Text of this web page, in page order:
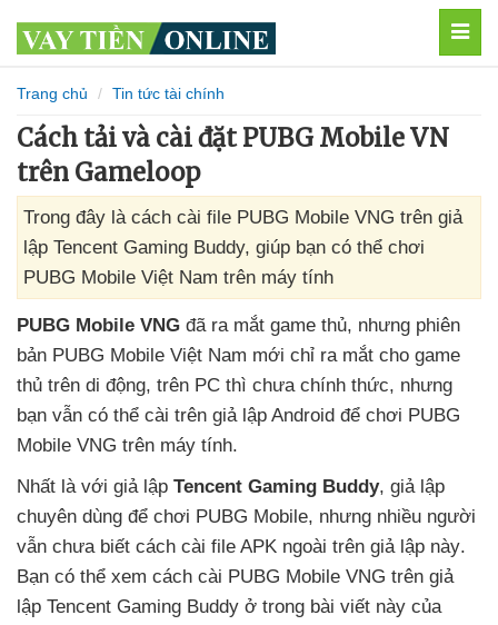
Trang chủ Tin tức tài chính
Cách tải và cài đặt PUBG Mobile VN
trên Gameloop
Trong đây là cách cài file PUBG Mobile VNG trên giả
lập Tencent Gaming Buddy, giúp bạn có thể chơi
PUBG Mobile Việt Nam trên máy tính
PUBG Mobile VNG đã ra mắt game thủ, nhưng phiên
bản PUBG Mobile Việt Nam mới chỉ ra mắt cho game
thủ trên di động, trên PC thì chưa chính thức, nhưng
bạn vẫn có thể cài trên giả lập Android để chơi PUBG
Mobile VNG trên máy tính.
Nhất là với giả lập Tencent Gaming Buddy, giả lập
chuyên dùng để chơi PUBG Mobile, nhưng nhiều người
vẫn chưa biết cách cài file APK ngoài trên giả lập này.
Bạn có thể xem cách cài PUBG Mobile VNG trên giả
lập Tencent Gaming Buddy ở trong bài viết này của